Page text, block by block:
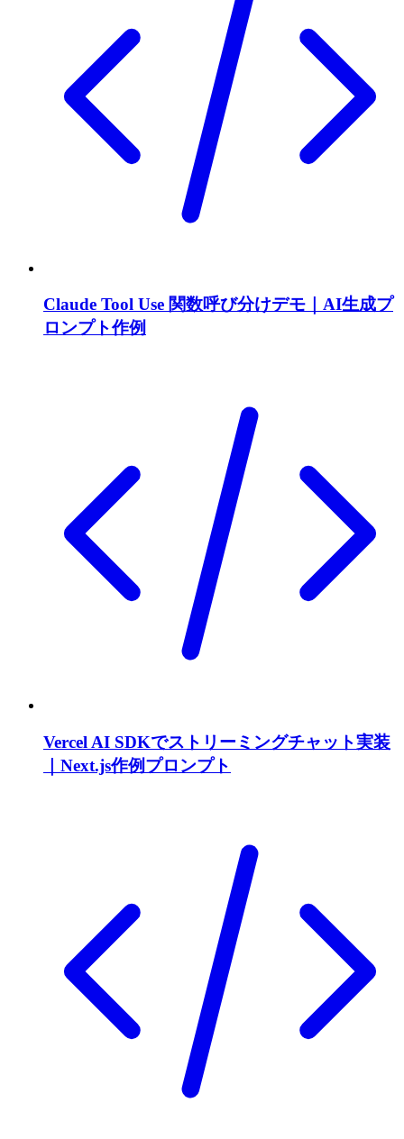
Claude Tool Use 関数呼び分けデモ｜AI生成プ
ロンプト作例
Vercel AI SDKでストリーミングチャット実装
｜Next.js作例プロンプト